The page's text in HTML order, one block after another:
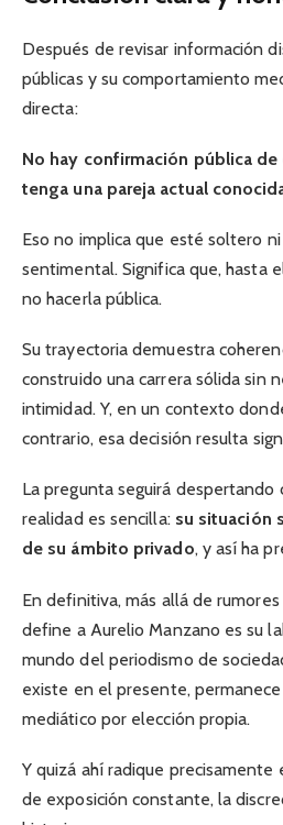
Después de revisar información
públicas y su comportamiento
directa:
No hay confirmación pública de
tenga una pareja actual
Eso no implica que esté soltero
sentimental. Significa que, hasta
no hacerla pública.
Su trayectoria demuestra
construido una carrera sólida sin
intimidad. Y, en un contexto
contrario, esa decisión resulta
La pregunta seguirá despertando
realidad es sencilla: su situación
de su ámbito privado, y así ha
En definitiva, más allá de
define a Aurelio Manzano es su
mundo del periodismo de
existe en el presente,
mediático por elección propia.
Y quizá ahí radique precisamente
de exposición constante, la